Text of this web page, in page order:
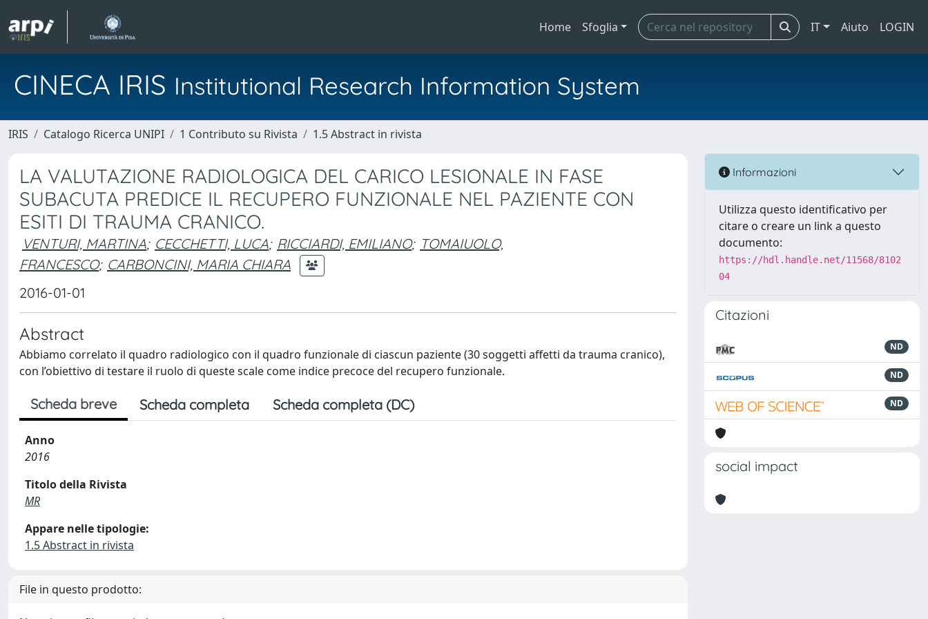
Home Sfoglia IT Aiuto LOGIN
CINECA IRIS Institutional Research Information System
IRIS Catalogo Ricerca UNIPI 1 Contributo su Rivista 1.5 Abstract in rivista
LA VALUTAZIONE RADIOLOGICA DEL CARICO LESIONALE IN FASE
SUBACUTA PREDICE IL RECUPERO FUNZIONALE NEL PAZIENTE CON
ESITI DI TRAUMA CRANICO.
VENTURI, MARTINA; CECCHETTI, LUCA; RICCIARDI, EMILIANO; TOMAIUOLO,
FRANCESCO; CARBONCINI, MARIA CHIARA
2016-01-01
Abstract
Abbiamo correlato il quadro radiologico con il quadro funzionale di ciascun paziente (30 soggetti affetti da trauma cranico),
con l’obiettivo di testare il ruolo di queste scale come indice precoce del recupero funzionale.
Scheda breve Scheda completa Scheda completa (DC)
Anno
2016
Titolo della Rivista
MR
Appare nelle tipologie:
1.5 Abstract in rivista
File in questo prodotto:
Informazioni
Utilizza questo identificativo per
citare o creare un link a questo
documento:
https://hdl.handle.net/11568/8102
04
Citazioni
ND
ND
ND
social impact